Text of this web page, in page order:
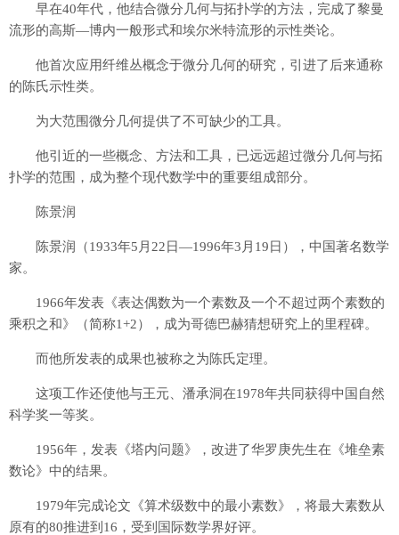
早在40年代，他结合微分几何与拓扑学的方法，完成了黎曼
流形的高斯—博内一般形式和埃尔米特流形的示性类论。
他首次应用纤维丛概念于微分几何的研究，引进了后来通称
的陈氏示性类。
为大范围微分几何提供了不可缺少的工具。
他引近的一些概念、方法和工具，已远远超过微分几何与拓
扑学的范围，成为整个现代数学中的重要组成部分。
陈景润
陈景润（1933年5月22日—1996年3月19日），中国著名数学
家。
1966年发表《表达偶数为一个素数及一个不超过两个素数的
乘积之和》（简称1+2），成为哥德巴赫猜想研究上的里程碑。
而他所发表的成果也被称之为陈氏定理。
这项工作还使他与王元、潘承洞在1978年共同获得中国自然
科学奖一等奖。
1956年，发表《塔内问题》，改进了华罗庚先生在《堆垒素
数论》中的结果。
1979年完成论文《算术级数中的最小素数》，将最大素数从
原有的80推进到16，受到国际数学界好评。